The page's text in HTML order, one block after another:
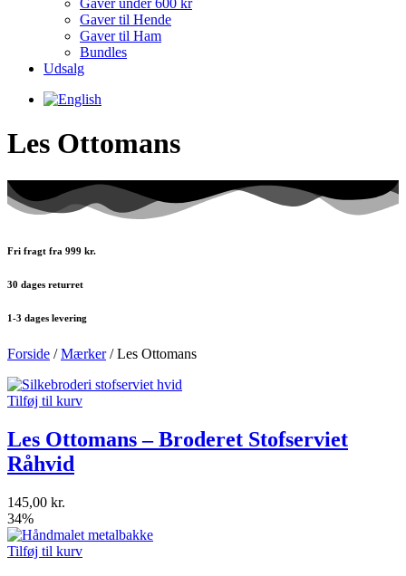
Gaver til Hende
Gaver til Ham
Bundles
Udsalg
Les Ottomans
Fri fragt fra 999 kr.
30 dages returret
1-3 dages levering
Forside /Mærker/ Les Ottomans
Tilføj til kurv
Les Ottomans – Broderet Stofserviet
Råhvid
145,00 kr.
34%
Tilføj til kurv